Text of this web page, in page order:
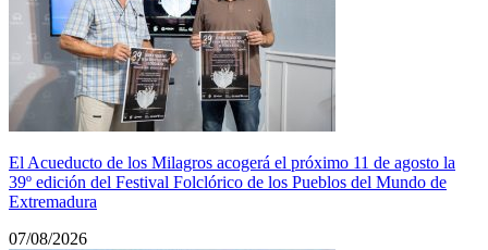
El Acueducto de los Milagros acogerá el próximo 11 de agosto la
39º edición del Festival Folclórico de los Pueblos del Mundo de
Extremadura
07/08/2026